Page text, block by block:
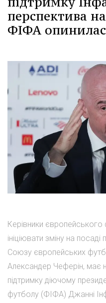
перспектива
ФІФА
Керівники
ініціювати зміну на
Союзу європейських
Александер Чеферін, має
підтримку діючому
футболу (ФІФА) Джанні